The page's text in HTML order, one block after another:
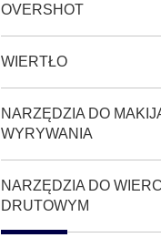
OVERSHOT
WIERTŁO
NARZĘDZIA DO
WYRYWANIA
NARZĘDZIA DO
DRUTOWYM